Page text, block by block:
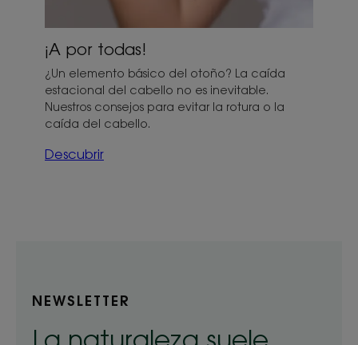
¡A por todas!
¿Un elemento básico del otoño? La caída
estacional del cabello no es inevitable.
Nuestros consejos para evitar la rotura o la
caída del cabello.
Descubrir
NEWSLETTER